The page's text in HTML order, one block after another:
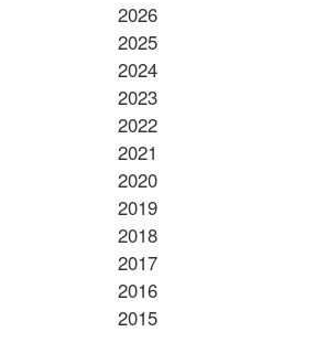
2026
2025
2024
2023
2022
2021
2020
2019
2018
2017
2016
2015